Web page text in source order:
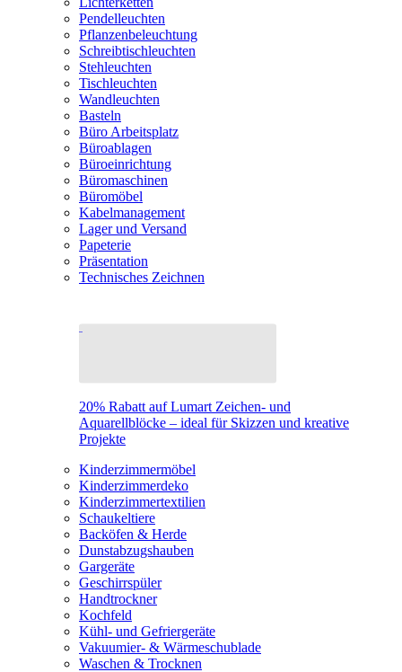
Pendelleuchten
Pflanzenbeleuchtung
Schreibtischleuchten
Stehleuchten
Tischleuchten
Wandleuchten
Basteln
Büro Arbeitsplatz
Büroablagen
Büroeinrichtung
Büromaschinen
Büromöbel
Kabelmanagement
Lager und Versand
Papeterie
Präsentation
Technisches Zeichnen
20% Rabatt auf Lumart Zeichen- und
Aquarellblöcke – ideal für Skizzen und kreative
Projekte
Kinderzimmermöbel
Kinderzimmerdeko
Kinderzimmertextilien
Schaukeltiere
Backöfen & Herde
Dunstabzugshauben
Gargeräte
Geschirrspüler
Handtrockner
Kochfeld
Kühl- und Gefriergeräte
Vakuumier- & Wärmeschublade
Waschen & Trocknen